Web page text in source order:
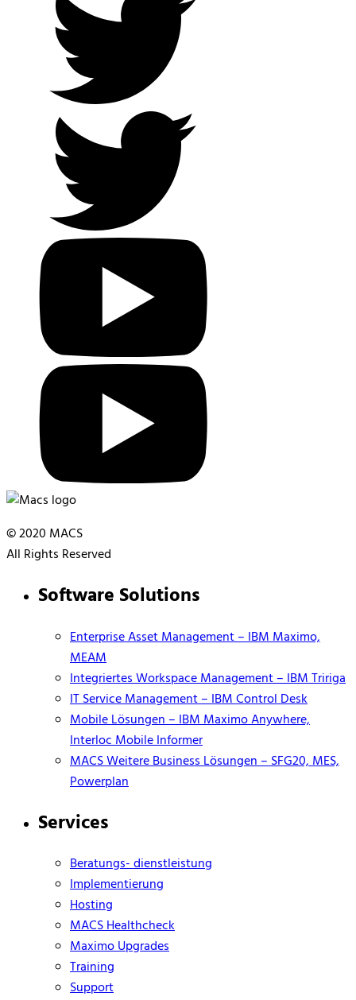
© 2020 MACS
All Rights Reserved
Software Solutions
Enterprise Asset Management – IBM Maximo,
MEAM
Integriertes Workspace Management – IBM Tririga
IT Service Management – IBM Control Desk
Mobile Lösungen – IBM Maximo Anywhere,
Interloc Mobile Informer
MACS Weitere Business Lösungen – SFG20, MES,
Powerplan
Services
Beratungs- dienstleistung
Implementierung
Hosting
MACS Healthcheck
Maximo Upgrades
Training
Support